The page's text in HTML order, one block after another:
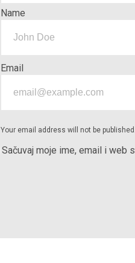
Name
Email
Your email address will not be published.
Sačuvaj moje ime, email i web